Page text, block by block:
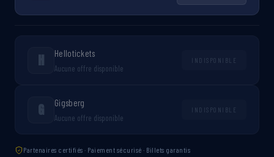
H Hellotickets
Aucune offre disponible
INDISPONIBLE
G Gigsberg
Aucune offre disponible
INDISPONIBLE
Partenaires certifiés · Paiement sécurisé · Billets garantis